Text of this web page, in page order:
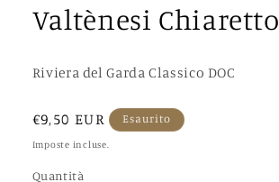
1
in
Valtènesi Chiaretto
Riviera del Garda Classico DOC
Prezzo
di
€9,50 EUR Esaurito
Imposte incluse.
Quantità